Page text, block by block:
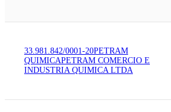
33.981.842/0001-20PETRAM
QUIMICAPETRAM COMERCIO E
INDUSTRIA QUIMICA LTDA